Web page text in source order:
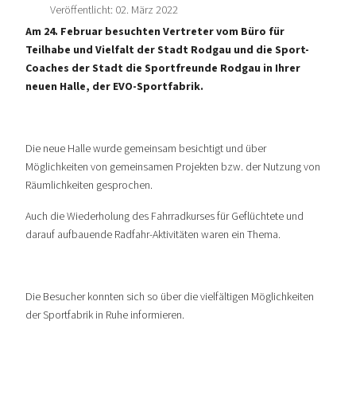
Veröffentlicht: 02. März 2022
Am 24. Februar besuchten Vertreter vom Büro für
Teilhabe und Vielfalt der Stadt Rodgau und die Sport-
Coaches der Stadt die Sportfreunde Rodgau in Ihrer
neuen Halle, der EVO-Sportfabrik.
Die neue Halle wurde gemeinsam besichtigt und über
Möglichkeiten von gemeinsamen Projekten bzw. der Nutzung von
Räumlichkeiten gesprochen.
Auch die Wiederholung des Fahrradkurses für Geflüchtete und
darauf aufbauende Radfahr-Aktivitäten waren ein Thema.
Die Besucher konnten sich so über die vielfältigen Möglichkeiten
der Sportfabrik in Ruhe informieren.